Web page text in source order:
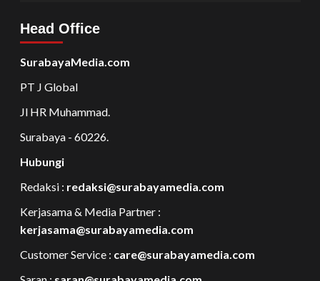
Head Office
SurabayaMedia.com
PT J Global
Jl HR Muhammad.
Surabaya - 60226.
Hubungi
Redaksi : redaksi@surabayamedia.com
Kerjasama & Media Partner :
kerjasama@surabayamedia.com
Customer Service : care@surabayamedia.com